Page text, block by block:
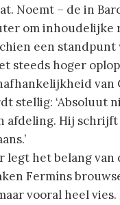
Noemt – de in
om inhoudelijke
een standpunt
steeds hoger
van
stellig: ‘Absoluut
afdeling. Hij
legt het belang van
Fermíns
vooral heel